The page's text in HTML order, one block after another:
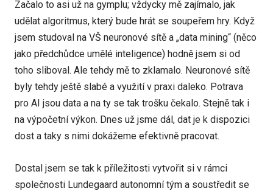
Začalo to asi už na gymplu; vždycky mě zajímalo, jak
udělat algoritmus, který bude hrát se soupeřem hry. Když
jsem studoval na VŠ neuronové sítě a „data mining“ (něco
jako předchůdce umělé inteligence) hodně jsem si od
toho sliboval. Ale tehdy mě to zklamalo. Neuronové sítě
byly tehdy ještě slabé a využití v praxi daleko. Potrava
pro AI jsou data a na ty se tak trošku čekalo. Stejně tak i
na výpočetní výkon. Dnes už jsme dál, dat je k dispozici
dost a taky s nimi dokážeme efektivně pracovat.
Dostal jsem se tak k příležitosti vytvořit si v rámci
společnosti Lundegaard autonomní tým a soustředit se